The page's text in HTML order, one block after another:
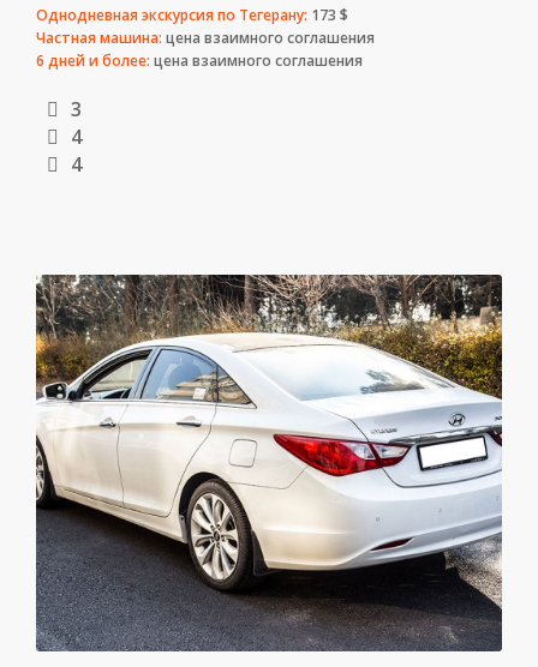
Однодневная экскурсия по Тегерану: 173 $
Частная машина: цена взаимного соглашения
6 дней и более: цена взаимного соглашения
3
4
4